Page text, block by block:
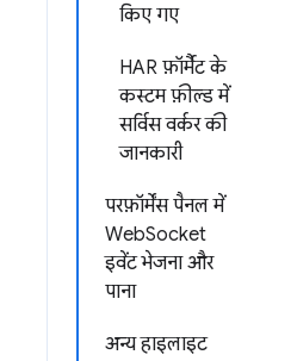
किए गए
HAR फ़ॉर्मैट के
कस्टम फ़ील्ड में
सर्विस वर्कर की
जानकारी
परफ़ॉर्मेंस पैनल में
WebSocket
इवेंट भेजना और
पाना
अन्य हाइलाइट